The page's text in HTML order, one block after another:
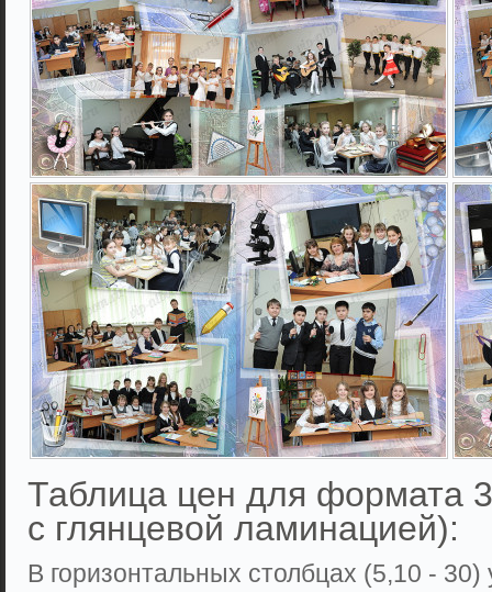
Таблица цен для формата
с глянцевой ламинацией):
В горизонтальных столбцах (5,10 - 30)